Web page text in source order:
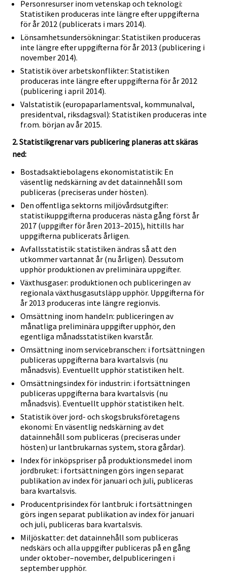
Personresurser inom vetenskap och teknologi:
Statistiken produceras inte längre efter uppgifterna
för år 2012 (publicerats i mars 2014).
Lönsamhetsundersökningar: Statistiken produceras
inte längre efter uppgifterna för år 2013 (publicering i
november 2014).
Statistik över arbetskonflikter: Statistiken
produceras inte längre efter uppgifterna för år 2012
(publicering i april 2014).
Valstatistik (europaparlamentsval, kommunalval,
presidentval, riksdagsval): Statistiken produceras inte
fr.om. början av år 2015.
2. Statistikgrenar vars publicering planeras att skäras
ned:
Bostadsaktiebolagens ekonomistatistik: En
väsentlig nedskärning av det datainnehåll som
publiceras (preciseras under hösten).
Den offentliga sektorns miljövårdsutgifter:
statistikuppgifterna produceras nästa gång först år
2017 (uppgifter för åren 2013–2015), hittills har
uppgifterna publicerats årligen.
Avfallsstatistik: statistiken ändras så att den
utkommer vartannat år (nu årligen). Dessutom
upphör produktionen av preliminära uppgifter.
Växthusgaser: produktionen och publiceringen av
regionala växthusgasutsläpp upphör. Uppgifterna för
år 2013 produceras inte längre regionvis.
Omsättning inom handeln: publiceringen av
månatliga preliminära uppgifter upphör, den
egentliga månadsstatistiken kvarstår.
Omsättning inom servicebranschen: i fortsättningen
publiceras uppgifterna bara kvartalsvis (nu
månadsvis). Eventuellt upphör statistiken helt.
Omsättningsindex för industrin: i fortsättningen
publiceras uppgifterna bara kvartalsvis (nu
månadsvis). Eventuellt upphör statistiken helt.
Statistik över jord- och skogsbruksföretagens
ekonomi: En väsentlig nedskärning av det
datainnehåll som publiceras (preciseras under
hösten) ur lantbrukarnas system, stora gårdar).
Index för inköpspriser på produktionsmedel inom
jordbruket: i fortsättningen görs ingen separat
publikation av index för januari och juli, publiceras
bara kvartalsvis.
Producentprisindex för lantbruk: i fortsättningen
görs ingen separat publikation av index för januari
och juli, publiceras bara kvartalsvis.
Miljöskatter: det datainnehåll som publiceras
nedskärs och alla uppgifter publiceras på en gång
under oktober–november, delpubliceringen i
september upphör.